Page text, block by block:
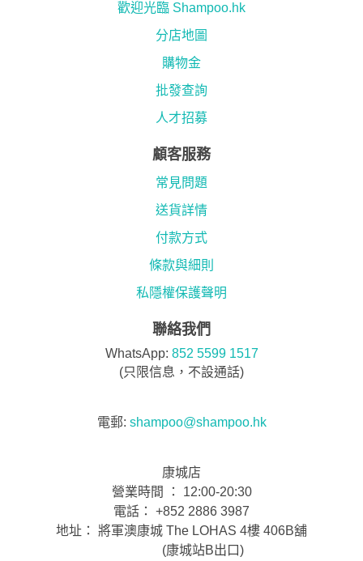
歡迎光臨 Shampoo.hk
分店地圖
購物金
批發查詢
人才招募
顧客服務
常見問題
送貨詳情
付款方式
條款與細則
私隱權保護聲明
聯絡我們
WhatsApp: 852 5599 1517
(只限信息，不設通話)
電郵: shampoo@shampoo.hk
康城店
營業時間 ： 12:00-20:30
電話： +852 2886 3987
地址： 將軍澳康城 The LOHAS 4樓 406B舖
(康城站B出口)